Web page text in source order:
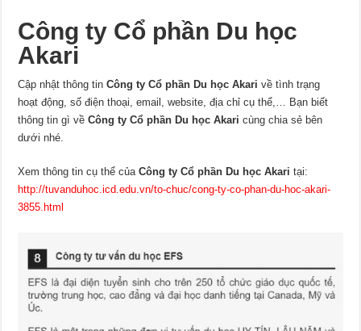
Công ty Cổ phần Du học
Akari
Cập nhật thông tinCông ty Cổ phần Du học Akari về tình trạng
hoạt động, số điện thoại, email, website, địa chỉ cụ thể,… Bạn biết
thông tin gì vềCông ty Cổ phần Du học Akari cùng chia sẻ bên
dưới nhé.
Xem thông tin cụ thể củaCông ty Cổ phần Du học Akari tại:
http://tuvanduhoc.icd.edu.vn/to-chuc/cong-ty-co-phan-du-hoc-akari-
3855.html